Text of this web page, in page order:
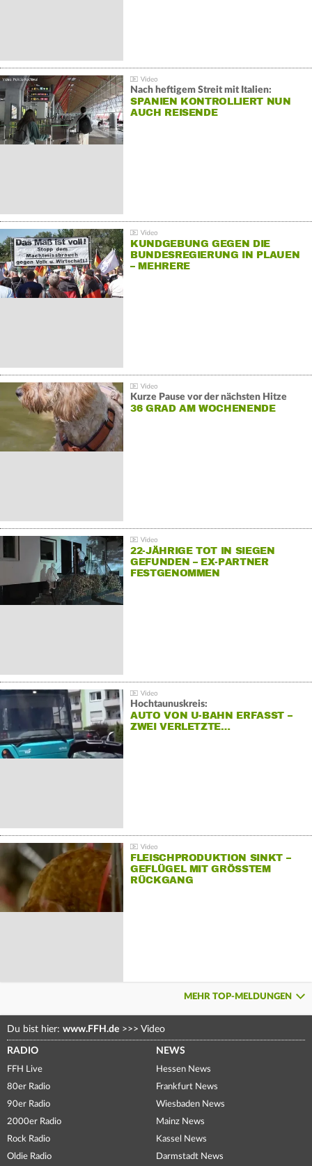
Nach heftigem Streit mit Italien:
SPANIEN KONTROLLIERT NUN
AUCH REISENDE
KUNDGEBUNG GEGEN DIE
BUNDESREGIERUNG IN PLAUEN
– MEHRERE
Kurze Pause vor der nächsten Hitze
36 GRAD AM WOCHENENDE
22-JÄHRIGE TOT IN SIEGEN
GEFUNDEN – EX-PARTNER
FESTGENOMMEN
Hochtaunuskreis:
AUTO VON U-BAHN ERFASST –
ZWEI VERLETZTE…
FLEISCHPRODUKTION SINKT –
GEFLÜGEL MIT GRÖSSTEM R
ÜCKGANG
MEHR TOP-MELDUNGEN
Du bist hier: www.FFH.de >>> Video
RADIO
FFH Live
80er Radio
90er Radio
2000er Radio
Rock Radio
Oldie Radio
NEWS
Hessen News
Frankfurt News
Wiesbaden News
Mainz News
Kassel News
Darmstadt News